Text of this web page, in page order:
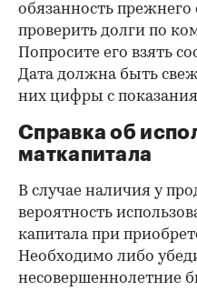
обязанность прежнего
проверить долги по
Попросите его взять
Дата должна быть
них цифры с
Справка об
маткапитала
В случае наличия у
вероятность
капитала при
Необходимо либо
несовершеннолетние